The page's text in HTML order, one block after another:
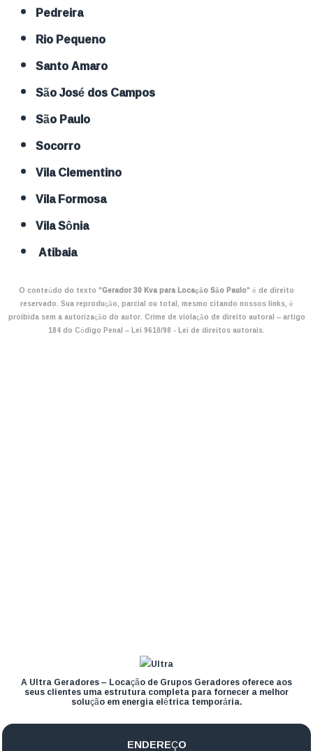
Pedreira
Rio Pequeno
Santo Amaro
São José dos Campos
São Paulo
Socorro
Vila Clementino
Vila Formosa
Vila Sônia
Atibaia
O conteúdo do texto "Gerador 30 Kva para Locação São Paulo" é de direito
reservado. Sua reprodução, parcial ou total, mesmo citando nossos links, é
proibida sem a autorização do autor. Crime de violação de direito autoral – artigo
184 do Código Penal –Lei 9610/98 - Lei de direitos autorais.
A Ultra Geradores – Locação de Grupos Geradores oferece aos
seus clientes uma estrutura completa para fornecer a melhor
solução em energia elétrica temporária.
ENDEREÇO